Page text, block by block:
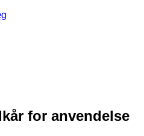
for anvendelse